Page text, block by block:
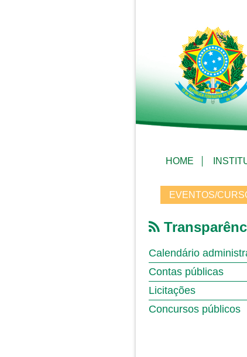
HOME
EVENTOS/
Calendário
Contas públicas
Licitações
Concursos públicos